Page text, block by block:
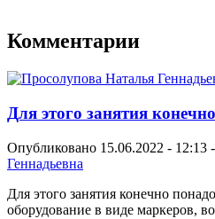
Комментарии
Для этого занятия конечно
Опубликовано 15.06.2022 - 12:13 -
Геннадьевна
Для этого занятия конечно
оборудование в виде маркеров,